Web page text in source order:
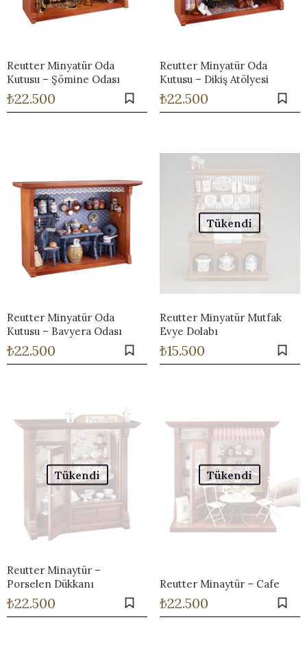
Reutter Minyatür Oda
Kutusu – Şömine Odası
₺22.500
Reutter Minyatür Oda
Kutusu – Dikiş Atölyesi
₺22.500
Reutter Minyatür Oda
Kutusu – Bavyera Odası
₺22.500
Tükendi
Reutter Minyatür Mutfak
Evye Dolabı
₺15.500
Tükendi
Reutter Minaytür –
Porselen Dükkanı
₺22.500
Tükendi
Reutter Minaytür – Cafe
₺22.500